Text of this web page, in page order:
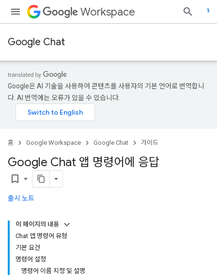
Workspace
Google Chat
Google은 AI 기술을 사용하여 콘텐츠를 사용자의 기본 언어로 번역합니
다. AI 번역에는 오류가 있을 수 있습니다.
홈 Google Workspace Google Chat 가이드
Google Chat 앱 명령어에 응답
bookmark_border
출시 노트
이 페이지의 내용
Chat 앱 명령어 유형
기본 요건
명령어 설정
명령어 이름 지정 및 설명